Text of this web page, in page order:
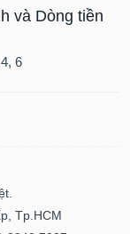
và Dòng tiền
6
Tp.HCM